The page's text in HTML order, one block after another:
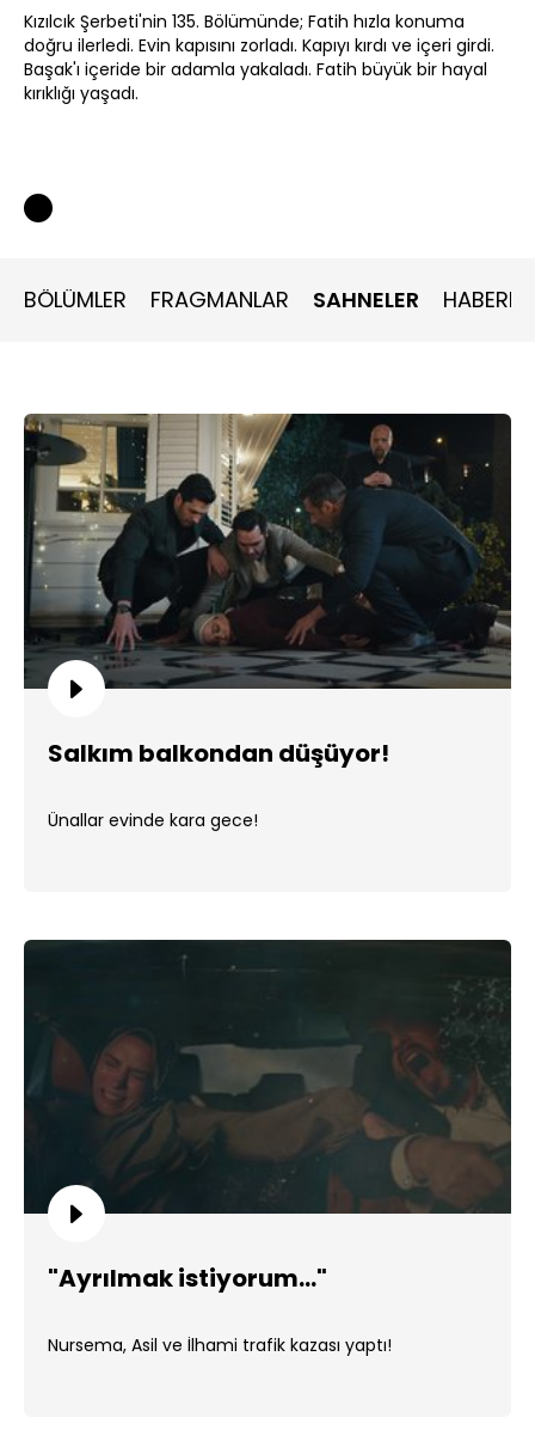
Kızılcık Şerbeti'nin 135. Bölümünde; Fatih hızla konuma
doğru ilerledi. Evin kapısını zorladı. Kapıyı kırdı ve içeri girdi.
Başak'ı içeride bir adamla yakaladı. Fatih büyük bir hayal
kırıklığı yaşadı.
BÖLÜMLER FRAGMANLAR SAHNELER
Salkım balkondan düşüyor!
Ünallar evinde kara gece!
"Ayrılmak istiyorum..."
Nursema, Asil ve İlhami trafik kazası yaptı!